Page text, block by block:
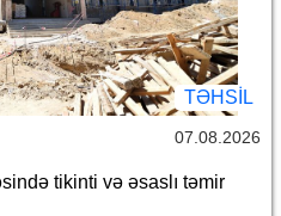
TƏHSIL
07.08.2026
tikinti və əsaslı təmir